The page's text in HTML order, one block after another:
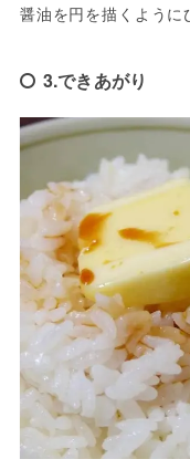
醤油を円を描くように
3.できあがり